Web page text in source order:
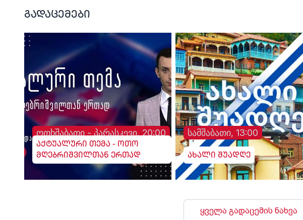
გადაცემები
ოთხშაბათი - პარასკევი, 20:00
აქტუალური თემა - ოთო
მღებრიშვილთან ერთად
სამშაბათი, 13:00
ახალი შუადღე
ყველა გადაცემის ნახვა